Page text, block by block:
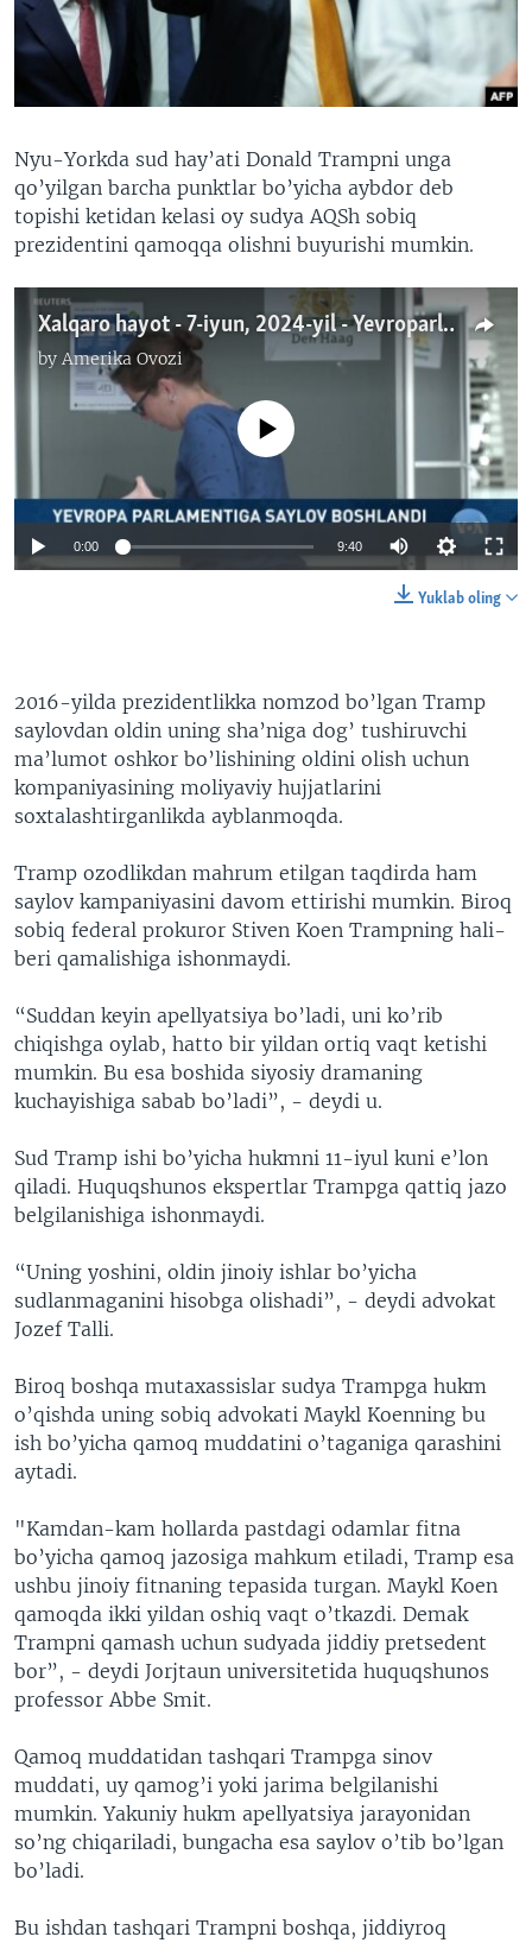
VIDEO
XABARLAR SURATLARDA
ODNOKLASSNIKI
TELEGRAM
TWITTER
SOUNDCLOUD
VOA
Nyu-Yorkda sud hay’ati Donald Trampni unga
qo’yilgan barcha punktlar bo’yicha aybdor deb
topishi ketidan kelasi oy sudya AQSh sobiq
prezidentini qamoqqa olishni buyurishi mumkin.
Xalqaro hayot - 7-iyun, 2024-yil - Yevroparlamentga saylov. Trampning qamalish ehtimoli
by Amerika Ovozi
No media source currently available
0:00 9:40
Yuklab oling
2016-yilda prezidentlikka nomzod bo’lgan Tramp
saylovdan oldin uning sha’niga dog’ tushiruvchi
ma’lumot oshkor bo’lishining oldini olish uchun
kompaniyasining moliyaviy hujjatlarini
soxtalashtirganlikda ayblanmoqda.
Tramp ozodlikdan mahrum etilgan taqdirda ham
saylov kampaniyasini davom ettirishi mumkin. Biroq
sobiq federal prokuror Stiven Koen Trampning hali-
beri qamalishiga ishonmaydi.
“Suddan keyin apellyatsiya bo’ladi, uni ko’rib
chiqishga oylab, hatto bir yildan ortiq vaqt ketishi
mumkin. Bu esa boshida siyosiy dramaning
kuchayishiga sabab bo’ladi”, - deydi u.
Sud Tramp ishi bo’yicha hukmni 11-iyul kuni e’lon
qiladi. Huquqshunos ekspertlar Trampga qattiq jazo
belgilanishiga ishonmaydi.
“Uning yoshini, oldin jinoiy ishlar bo’yicha
sudlanmaganini hisobga olishadi”, - deydi advokat
Jozef Talli.
Biroq boshqa mutaxassislar sudya Trampga hukm
o’qishda uning sobiq advokati Maykl Koenning bu
ish bo’yicha qamoq muddatini o’taganiga qarashini
aytadi.
"Kamdan-kam hollarda pastdagi odamlar fitna
bo’yicha qamoq jazosiga mahkum etiladi, Tramp esa
ushbu jinoiy fitnaning tepasida turgan. Maykl Koen
qamoqda ikki yildan oshiq vaqt o’tkazdi. Demak
Trampni qamash uchun sudyada jiddiy pretsedent
bor”, - deydi Jorjtaun universitetida huquqshunos
professor Abbe Smit.
Qamoq muddatidan tashqari Trampga sinov
muddati, uy qamog’i yoki jarima belgilanishi
mumkin. Yakuniy hukm apellyatsiya jarayonidan
so’ng chiqariladi, bungacha esa saylov o’tib bo’lgan
bo’ladi.
Bu ishdan tashqari Trampni boshqa, jiddiyroq